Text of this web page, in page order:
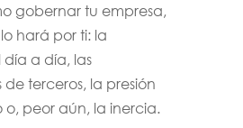
gobernar tu empresa,
hará por ti: la
a día, las
terceros, la presión
peor aún, la inercia.